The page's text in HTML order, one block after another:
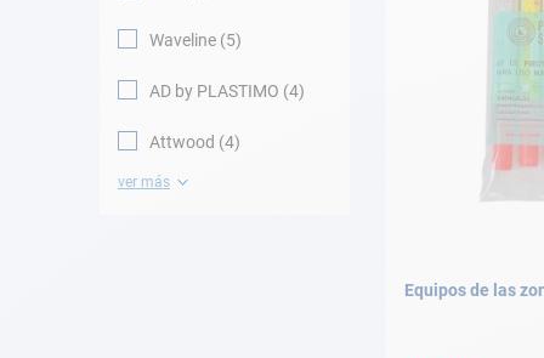
Equipos de las
Waveline 5
AD by PLASTIMO 4
Attwood 4
ver más